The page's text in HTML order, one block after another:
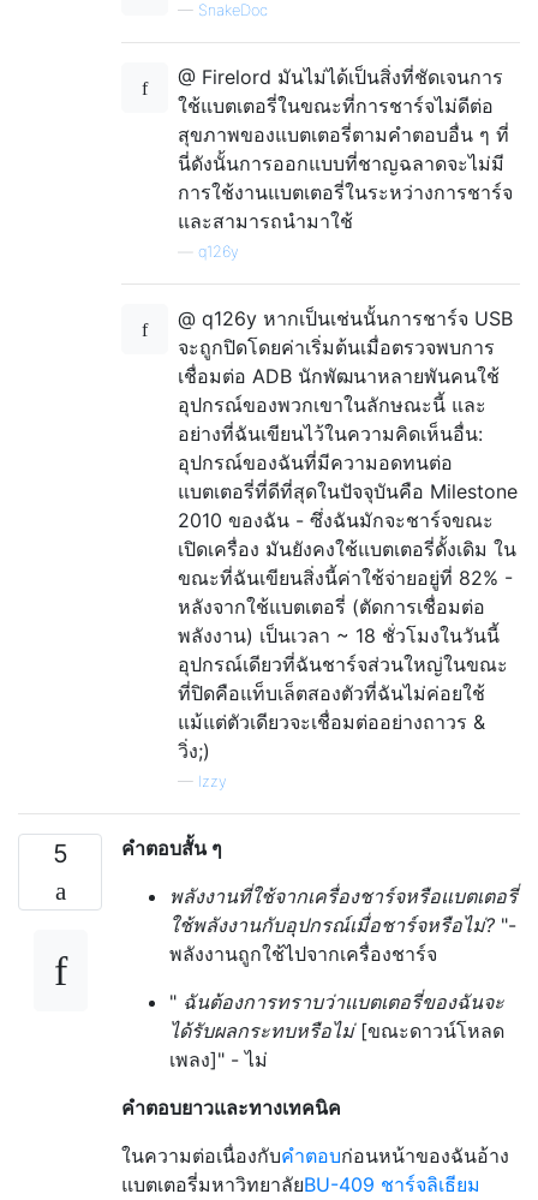
— SnakeDoc
@ Firelord มันไม่ได้เป็นสิ่งที่ชัดเจนการ
ใช้แบตเตอรี่ในขณะที่การชาร์จไม่ดีต่อ
สุขภาพของแบตเตอรี่ตามคำตอบอื่น ๆ ที่
นี่ดังนั้นการออกแบบที่ชาญฉลาดจะไม่มี
การใช้งานแบตเตอรี่ในระหว่างการชาร์จ
และสามารถนำมาใช้
q126y
@ q126y หากเป็นเช่นนั้นการชาร์จ USB
จะถูกปิดโดยค่าเริ่มต้นเมื่อตรวจพบการ
เชื่อมต่อ ADB นักพัฒนาหลายพันคนใช้
อุปกรณ์ของพวกเขาในลักษณะนี้ และ
อย่างที่ฉันเขียนไว้ในความคิดเห็นอื่น:
อุปกรณ์ของฉันที่มีความอดทนต่อ
แบตเตอรี่ที่ดีที่สุดในปัจจุบันคือ Milestone
2010 ของฉัน - ซึ่งฉันมักจะชาร์จขณะ
เปิดเครื่อง มันยังคงใช้แบตเตอรี่ดั้งเดิม ใน
ขณะที่ฉันเขียนสิ่งนี้ค่าใช้จ่ายอยู่ที่ 82% -
หลังจากใช้แบตเตอรี่ (ตัดการเชื่อมต่อ
พลังงาน) เป็นเวลา ~ 18 ชั่วโมงในวันนี้
อุปกรณ์เดียวที่ฉันชาร์จส่วนใหญ่ในขณะ
ที่ปิดคือแท็บเล็ตสองตัวที่ฉันไม่ค่อยใช้
แม้แต่ตัวเดียวจะเชื่อมต่ออย่างถาวร &
วิ่ง;)
— Izzy
5
คำตอบสั้น ๆ
พลังงานที่ใช้จากเครื่องชาร์จหรือแบตเตอรี่
ใช้พลังงานกับอุปกรณ์เมื่อชาร์จหรือไม่? "-
พลังงานถูกใช้ไปจากเครื่องชาร์จ
" ฉันต้องการทราบว่าแบตเตอรี่ของฉันจะ
ได้รับผลกระทบหรือไม่[ขณะดาวน์โหลด
เพลง]" - ไม่
คำตอบยาวและทางเทคนิค
ในความต่อเนื่องกับคำตอบก่อนหน้าของฉันอ้าง
แบตเตอรี่มหาวิทยาลัยBU-409 ชาร์จลิเธียม